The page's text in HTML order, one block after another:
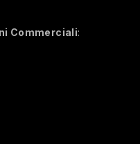
Commerciali: